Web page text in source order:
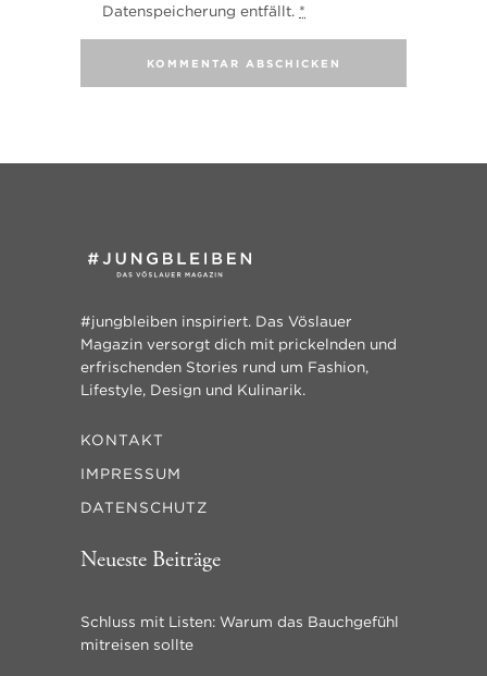
Datenspeicherung entfällt. *
#jungbleiben inspiriert. Das Vöslauer
Magazin versorgt dich mit prickelnden und
erfrischenden Stories rund um Fashion,
Lifestyle, Design und Kulinarik.
KONTAKT
IMPRESSUM
DATENSCHUTZ
Neueste Beiträge
Schluss mit Listen: Warum das Bauchgefühl
mitreisen sollte